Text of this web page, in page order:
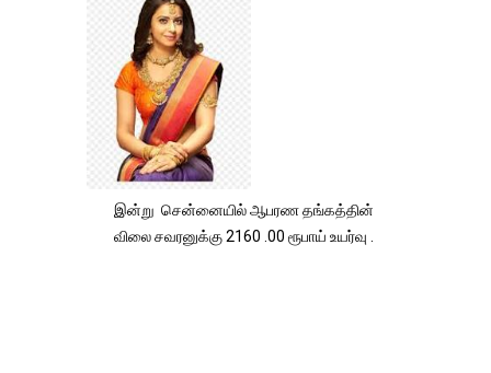
இன்று சென்னையில் ஆபரண தங்கத்தின்
விலை சவரனுக்கு 2160 .00 ரூபாய் உயர்வு .